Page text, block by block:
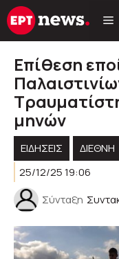
Μετάβαση
σε
Eπίθεση
μηνών
ΕΙΔΗΣΕΙΣ
ΔΙΕΘΝΗ
25/12/25 19:06
Σύνταξη